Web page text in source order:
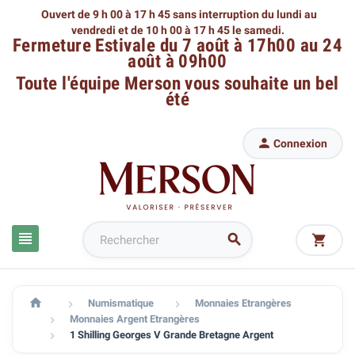
Ouvert de 9 h 00 à 17 h 45 sans interruption du lundi au
vendredi et de 10 h 00 à 17 h 45 le samedi.
Fermeture Estivale du 7 août à 17h00 au 24
août à 09h00
Toute l'équipe Mersonvous souhaite un bel
été
 
 Connexion

  Numismatique  Monnaies Etrangères
 Monnaies Argent Etrangères
 1 Shilling Georges V Grande Bretagne Argent